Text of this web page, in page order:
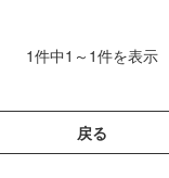
1件中1～1件を表示
戻る